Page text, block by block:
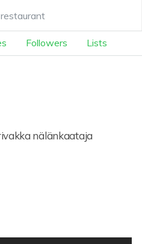
Followers Lists
nälänkaataja